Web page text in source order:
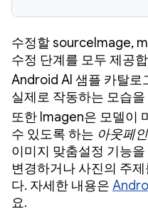
수정할 sourceImage,
수정 단계를 모두 제공
Android AI 샘플 카탈로
실제로 작동하는 모습
또한 Imagen은 모델이
수 있도록 하는 아웃페
이미지 맞춤설정 기능
변경하거나 사진의 주
다. 자세한 내용은
요.